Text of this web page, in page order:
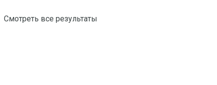
Смотреть все результаты